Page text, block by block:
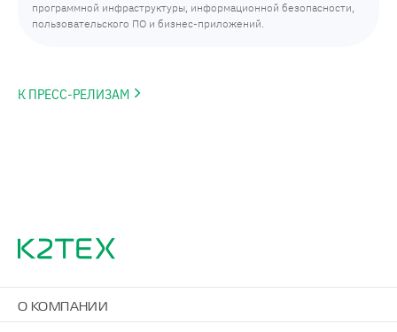
программной инфраструктуры, информационной безопасности,
пользовательского ПО и бизнес-приложений.
К ПРЕСС-РЕЛИЗАМ
О КОМПАНИИ